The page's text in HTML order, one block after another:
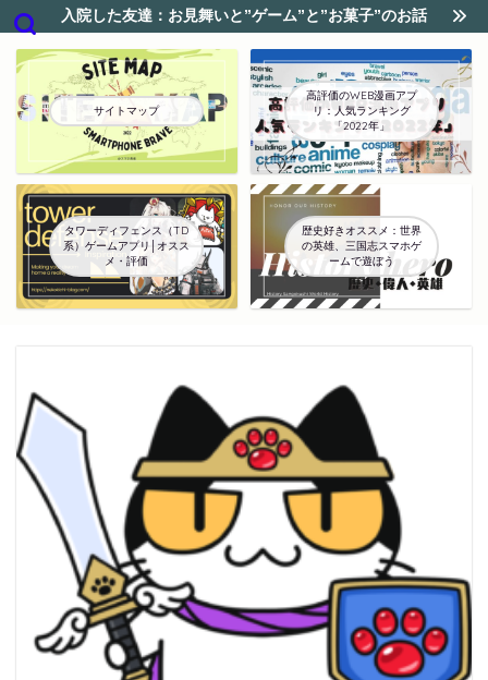
入院した友達：お見舞いと”ゲーム”と”お菓子”のお話
サイトマップ
高評価のWEB漫画アプ
リ：人気ランキング
「2022年」
タワーディフェンス（TD
系）ゲームアプリ│オスス
メ・評価
歴史好きオススメ：世界
の英雄、三国志スマホゲ
ームで遊ぼう